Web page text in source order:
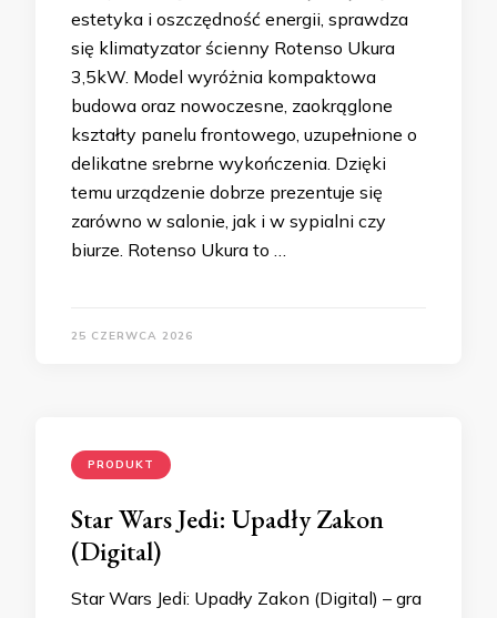
estetyka i oszczędność energii, sprawdza
się klimatyzator ścienny Rotenso Ukura
3,5kW. Model wyróżnia kompaktowa
budowa oraz nowoczesne, zaokrąglone
kształty panelu frontowego, uzupełnione o
delikatne srebrne wykończenia. Dzięki
temu urządzenie dobrze prezentuje się
zarówno w salonie, jak i w sypialni czy
biurze. Rotenso Ukura to …
25 CZERWCA 2026
PRODUKT
Star Wars Jedi: Upadły Zakon
(Digital)
Star Wars Jedi: Upadły Zakon (Digital) – gra